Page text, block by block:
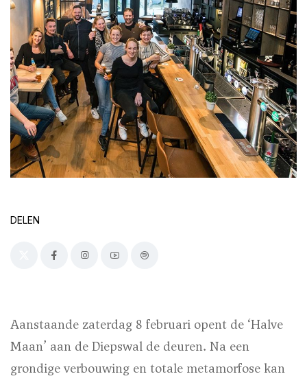
DELEN
Aanstaande zaterdag 8 februari opent de ‘Halve
Maan’ aan de Diepswal de deuren. Na een
grondige verbouwing en totale metamorfose kan